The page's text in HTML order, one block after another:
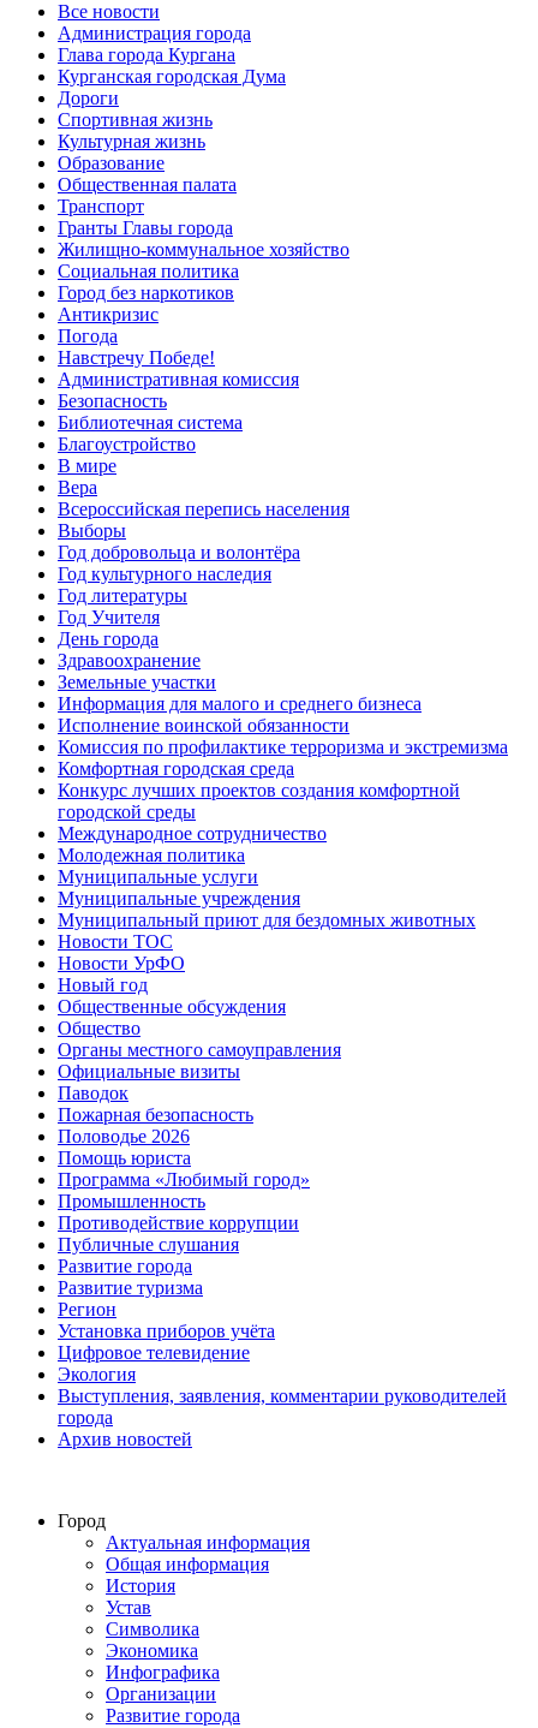
Все новости
Администрация города
Глава города Кургана
Курганская городская Дума
Дороги
Спортивная жизнь
Культурная жизнь
Образование
Общественная палата
Транспорт
Гранты Главы города
Жилищно-коммунальное хозяйство
Социальная политика
Город без наркотиков
Антикризис
Погода
Навстречу Победе!
Административная комиссия
Безопасность
Библиотечная система
Благоустройство
В мире
Вера
Всероссийская перепись населения
Выборы
Год добровольца и волонтёра
Год культурного наследия
Год литературы
Год Учителя
День города
Здравоохранение
Земельные участки
Информация для малого и среднего бизнеса
Исполнение воинской обязанности
Комиссия по профилактике терроризма и экстремизма
Комфортная городская среда
Конкурс лучших проектов создания комфортной
городской среды
Международное сотрудничество
Молодежная политика
Муниципальные услуги
Муниципальные учреждения
Муниципальный приют для бездомных животных
Новости ТОС
Новости УрФО
Новый год
Общественные обсуждения
Общество
Органы местного самоуправления
Официальные визиты
Паводок
Пожарная безопасность
Половодье 2026
Помощь юриста
Программа «Любимый город»
Промышленность
Противодействие коррупции
Публичные слушания
Развитие города
Развитие туризма
Регион
Установка приборов учёта
Цифровое телевидение
Экология
Выступления, заявления, комментарии руководителей
города
Архив новостей
Город
Актуальная информация
Общая информация
История
Устав
Символика
Экономика
Инфографика
Организации
Развитие города